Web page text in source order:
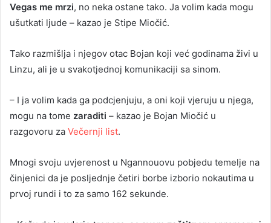
Vegas me mrzi, no neka ostane tako. Ja volim kada mogu
ušutkati ljude – kazao je Stipe Miočić.
Tako razmišlja i njegov otac Bojan koji već godinama živi u
Linzu, ali je u svakotjednoj komunikaciji sa sinom.
– I ja volim kada ga podcjenjuju, a oni koji vjeruju u njega,
mogu na tome zaraditi – kazao je Bojan Miočić u
razgovoru za Večernji list.
Mnogi svoju uvjerenost u Ngannouovu pobjedu temelje na
činjenici da je posljednje četiri borbe izborio nokautima u
prvoj rundi i to za samo 162 sekunde.